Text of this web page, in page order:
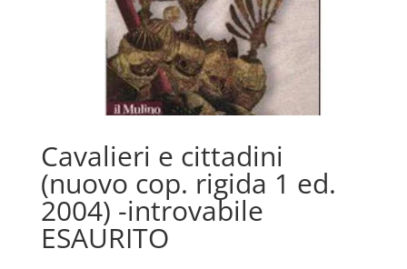
Cavalieri e cittadini
(nuovo cop. rigida 1 ed.
2004) -introvabile
ESAURITO